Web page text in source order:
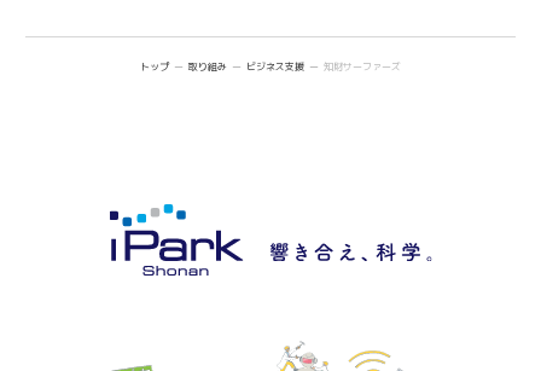
トップ 取り組み ビジネス支援 知財サーファーズ